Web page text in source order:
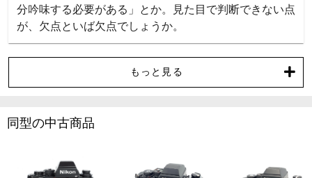
分吟味する必要がある」とか。見た目で判断できない点
が、欠点といば欠点でしょうか。
もっと見る
同型の中古商品